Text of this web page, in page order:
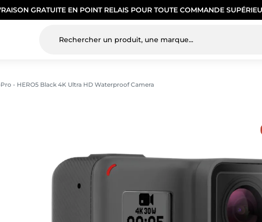
GRATUITE EN POINT RELAIS POUR TOUTE COMMANDE
- HERO5 Black 4K Ultra HD Waterproof Camera